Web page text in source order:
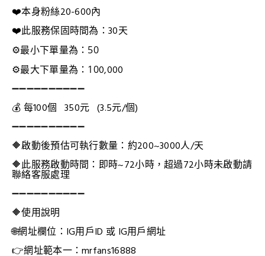
❤️本身粉絲20-600內
❤️此服務保固時間為：30天
⚙️最小下單量為：50
⚙️最大下單量為 ：100,000
➖➖➖➖➖➖➖➖➖➖
💰 每100個 350元 (3.5元/個)
➖➖➖➖➖➖➖➖➖➖
🔶啟動後預估可執行數量：約200~3000人/天
🔶此服務啟動時間：即時~72小時，超過72小時未啟動請
聯絡客服處理
➖➖➖➖➖➖➖➖➖➖
🔶使用說明
🌐網址欄位：IG用戶ID 或 IG用戶網址
👉網址範本一：mrfans16888